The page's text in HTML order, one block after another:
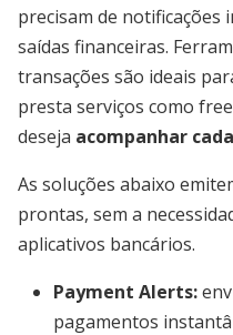
precisam de notificações
saídas financeiras.
transações são ideais
presta serviços como
deseja acompanhar
As soluções abaixo
prontas, sem a
aplicativos bancários.
Payment Alerts:
pagamentos